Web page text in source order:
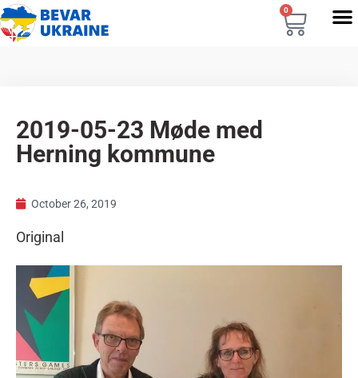
0
2019-05-23 Møde med
Herning kommune
October 26, 2019
Original